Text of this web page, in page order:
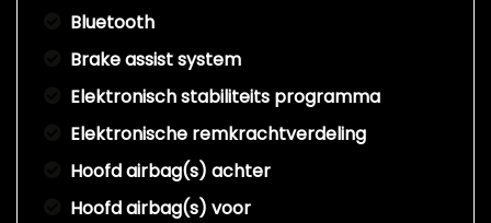
Bluetooth
Brake assist system
Elektronisch stabiliteits programma
Elektronische remkrachtverdeling
Hoofd airbag(s) achter
Hoofd airbag(s) voor